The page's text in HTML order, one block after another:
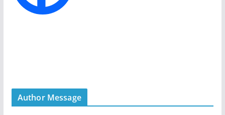
Author Message